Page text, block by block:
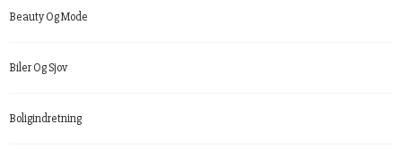
Beauty Og Mode
Biler Og Sjov
Boligindretning